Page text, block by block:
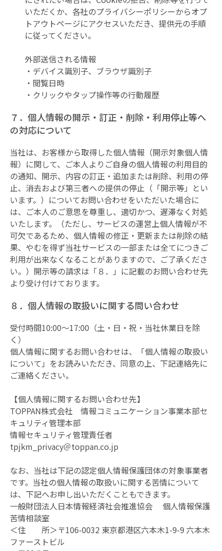
いただくか、各社のプライバシーポリシーからオプ
トアウトページにアクセスいただき、提供元の手順
に従ってください。
外部送信される情報
・デバイス識別子、ブラウザ識別子
・閲覧日時
・クリックやタップ操作等の行動履歴
７．個人情報の開示・訂正・削除・利用停止等へ
の対応について
当社は、お客様から取得した個人情報（開示対象個人情
報）に関して、ご本人よりご自身の個人情報の利用目的
の通知、開示、内容の訂正・追加または削除、利用の停
止、消去および第三者への提供の停止（「開示等」とい
います。）についてお問い合わせをいただいた場合に
は、ご本人のご意思を尊重し、適切かつ、遅滞なく対処
いたします。（ただし、サービスの運営上個人情報が不
可欠であるため、個人情報の修正・更新または削除の結
果、やむを得ず当社サービスの一部または全てにつきご
利用が出来なくなることがありますので、ご了承くださ
い。）開示等の請求は「８．」に記載のお問い合わせ先
より受け付けております。
８．個人情報の取扱いに関する問い合わせ
受付時間10:00～17:00（土・日・祝・当社休業日を除
く）
個人情報に関するお問い合わせは、「個人情報の取扱い
について」をお読みいただき、同意の上、下記連絡先に
ご連絡ください。
【個人情報に関するお問い合わせ先】
TOPPAN株式会社 情報コミュニケーション事業本部セ
キュリティ管理本部
情報セキュリティ管理責任者
tpjkm_privacy＠toppan.co.jp
なお、当社は下記の認定個人情報保護団体の対象事業者
です。当社の個人情報の取扱いに関する苦情について
は、下記へお申し出いただくこともできます。
一般財団法人日本情報経済社会推進協会 個人情報保護
苦情相談室
＜住 所＞〒106-0032 東京都港区六本木1-9-9 六本木
ファーストビル